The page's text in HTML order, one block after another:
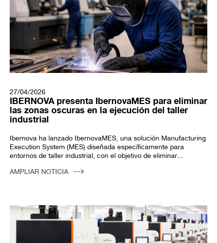
27/04/2026
IBERNOVA presenta IbernovaMES para eliminar
las zonas oscuras en la ejecución del taller
industrial
Ibernova ha lanzado IbernovaMES, una solución Manufacturing
Execution System (MES) diseñada específicamente para
entornos de taller industrial, con el objetivo de eliminar...
AMPLIAR NOTICIA